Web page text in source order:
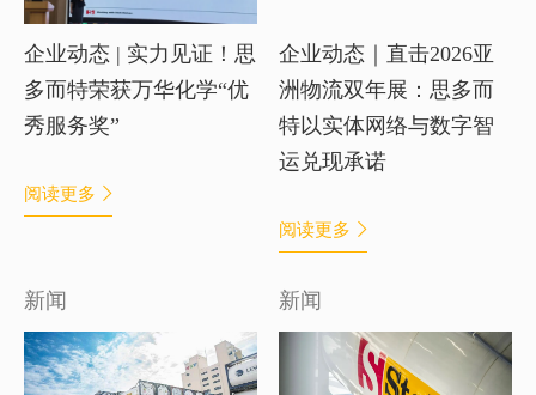
企业动态 | 实力见证！思
多而特荣获万华化学“优
秀服务奖”
阅读更多
企业动态｜直击2026亚
洲物流双年展：思多而
特以实体网络与数字智
运兑现承诺
阅读更多
新闻 新闻